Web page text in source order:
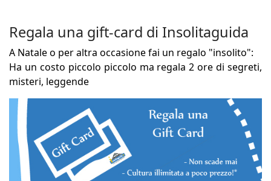
Regala una gift-card di Insolitaguida
A Natale o per altra occasione fai un regalo "insolito":
Ha un costo piccolo piccolo ma regala 2 ore di segreti,
misteri, leggende